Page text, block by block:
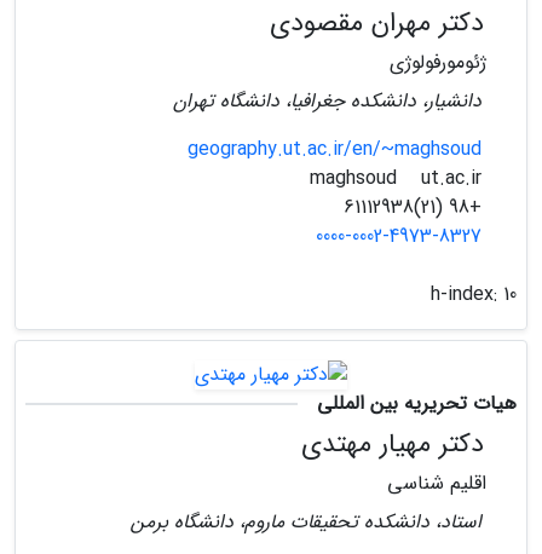
دکتر مهران مقصودی
ژئومورفولوژی
دانشیار، دانشکده جغرافیا، دانشگاه تهران
geography.ut.ac.ir/en/~maghsoud
ut.ac.ir
+98 (21)61112938
0000-0002-4973-8327
h-index: 10
هیات تحریریه بین المللی
دکتر مهیار مهتدی
اقلیم شناسی
استاد، دانشکده تحقیقات ماروم، دانشگاه برمن